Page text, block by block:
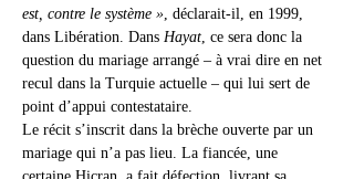
est, contre le système », déclarait-il, en 1999,
dans Libération. Dans Hayat, ce sera donc la
question du mariage arrangé – à vrai dire en net
recul dans la Turquie actuelle – qui lui sert de
point d’appui contestataire.
Le récit s’inscrit dans la brèche ouverte par un
mariage qui n’a pas lieu. La fiancée, une